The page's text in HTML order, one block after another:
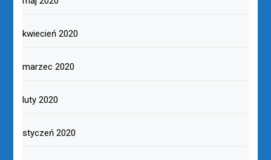
kwiecień 2020
marzec 2020
luty 2020
styczeń 2020